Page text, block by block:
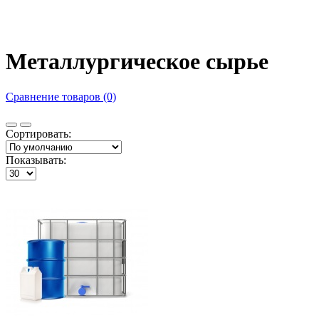
Металлургическое сырье
Сравнение товаров (0)
Сортировать:
Показывать: